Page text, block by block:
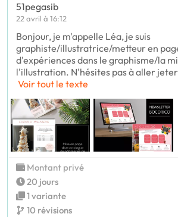
51pegasib
22 avril à 16:12
Bonjour, je m'appelle Léa, je suis
graphiste/illustratrice/metteur en
d'expériences dans le graphisme/la
l'illustration. N'hésites pas à aller
Voir tout le texte
Montant privé
20 jours
1 variante
10 révisions